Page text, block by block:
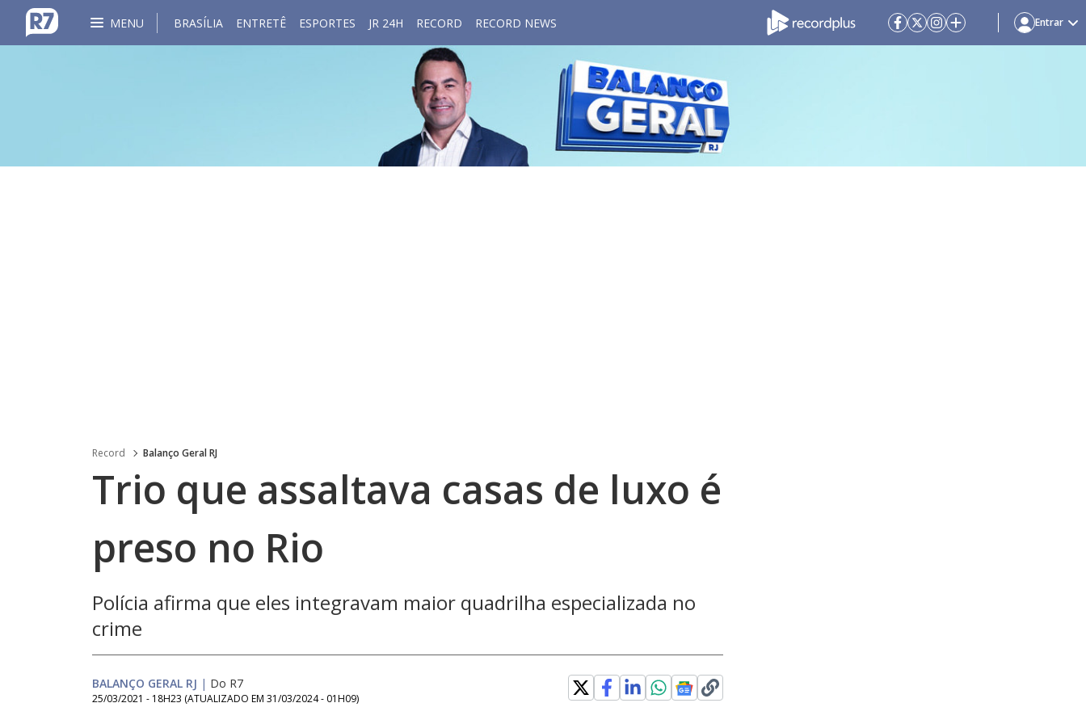
MENU BRASÍLIA ENTRETÊ ESPORTES JR 24H RECORD RECORD NEWS Entrar
Record Balanço Geral RJ
Trio que assaltava casas de luxo é
preso no Rio
Polícia afirma que eles integravam maior quadrilha especializada no
crime
BALANÇO GERAL RJ | Do R7
25/03/2021 - 18H23 (ATUALIZADO EM 31/03/2024 - 01H09)